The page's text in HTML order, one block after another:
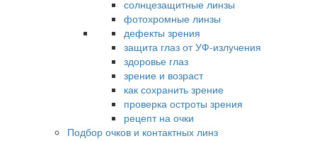
солнцезащитные линзы
фотохромные линзы
дефекты зрения
защита глаз от УФ-излучения
здоровье глаз
зрение и возраст
как сохранить зрение
проверка остроты зрения
рецепт на очки
Подбор очков и контактных линз